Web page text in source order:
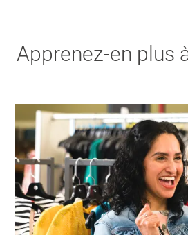
Apprenez-en plus